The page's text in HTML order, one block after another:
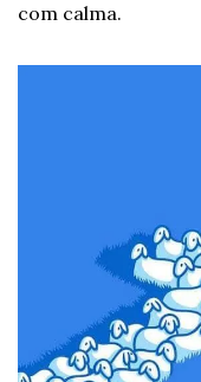
com calma.